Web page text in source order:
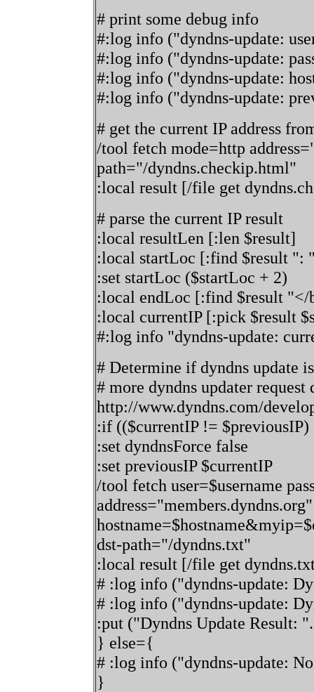
# print some debug info
#:log info ("dyndns-update:
#:log info ("dyndns-update:
#:log info ("dyndns-update:
#:log info ("dyndns-update:
# get the current IP address
/tool fetch mode=http
path="/dyndns.checkip.html"
:local result [/file get
# parse the current IP result
:local resultLen [:len $result]
:local startLoc [:find $result ":
:set startLoc ($startLoc + 2)
:local endLoc [:find $result
:local currentIP [:pick $result
#:log info "dyndns-update:
# Determine if dyndns update
# more dyndns updater
http://www.dyndns.com/
:if (($currentIP !=
:set dyndnsForce false
:set previousIP $currentIP
/tool fetch user=$username
dst-path="/dyndns.txt"
:local result [/file get
# :log info ("dyndns-update:
# :log info ("dyndns-update:
:put ("Dyndns Update Result:
} else={
# :log info ("dyndns-update:
}